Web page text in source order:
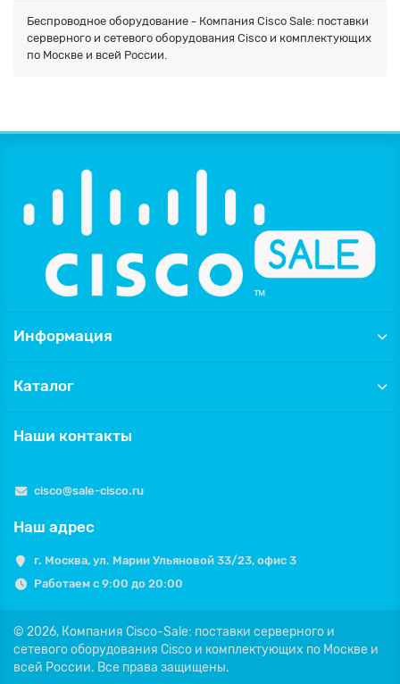
Беспроводное оборудование - Компания Cisco Sale: поставки
серверного и сетевого оборудования Cisco и комплектующих
по Москве и всей России.
Информация
Каталог
Наши контакты
cisco@sale-cisco.ru
Наш адрес
г. Москва, ул. Марии Ульяновой 33/23, офис 3
Работаем с 9:00 до 20:00
© 2026, Компания Cisco-Sale: поставки серверного и
сетевого оборудования Cisco и комплектующих по Москве и
всей России. Все права защищены.